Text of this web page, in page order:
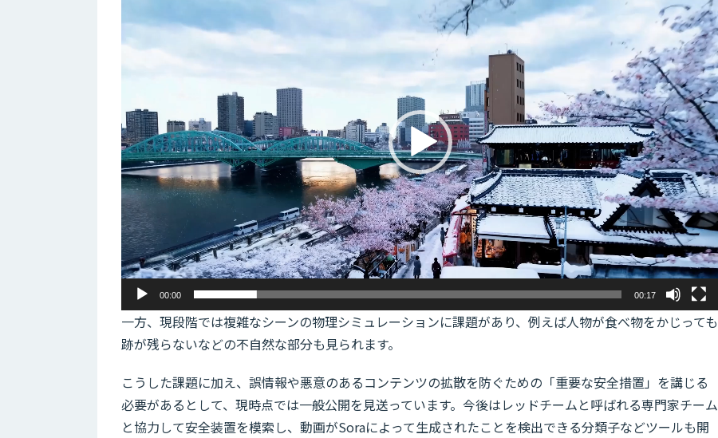
プ
レ
ー
ー
00:00 00:17
一方、現段階では複雑なシーンの物理シミュレーションに課題があり、例えば人物が食べ物をかじっても
跡が残らないなどの不自然な部分も見られます。
こうした課題に加え、誤情報や悪意のあるコンテンツの拡散を防ぐための「重要な安全措置」を講じる
必要があるとして、現時点では一般公開を見送っています。今後はレッドチームと呼ばれる専門家チーム
と協力して安全装置を模索し、動画がSoraによって生成されたことを検出できる分類子などツールも開